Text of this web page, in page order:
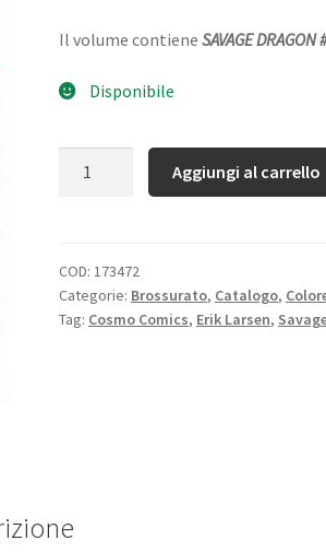
Il volume contiene SAVAGE
Disponibile
Aggiungi al carrello
COD: 173472
Categorie: Brossurato, Catalogo,
Tag: Cosmo Comics, Erik Larsen,